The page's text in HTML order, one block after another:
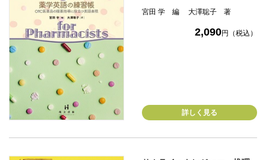
宮田 学 編 大澤聡子 著
2,090円（税込）
詳しく見る